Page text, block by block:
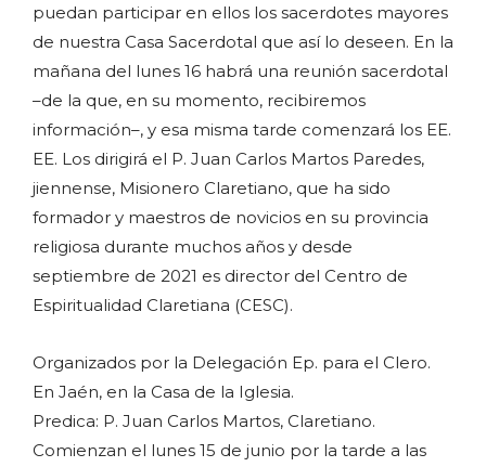
puedan participar en ellos los sacerdotes mayores
de nuestra Casa Sacerdotal que así lo deseen. En la
mañana del lunes 16 habrá una reunión sacerdotal
–de la que, en su momento, recibiremos
información–, y esa misma tarde comenzará los EE.
EE. Los dirigirá el P. Juan Carlos Martos Paredes,
jiennense, Misionero Claretiano, que ha sido
formador y maestros de novicios en su provincia
religiosa durante muchos años y desde
septiembre de 2021 es director del Centro de
Espiritualidad Claretiana (CESC).
Organizados por la Delegación Ep. para el Clero.
En Jaén, en la Casa de la Iglesia.
Predica: P. Juan Carlos Martos, Claretiano.
Comienzan el lunes 15 de junio por la tarde a las